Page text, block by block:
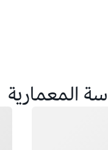
المعمارية